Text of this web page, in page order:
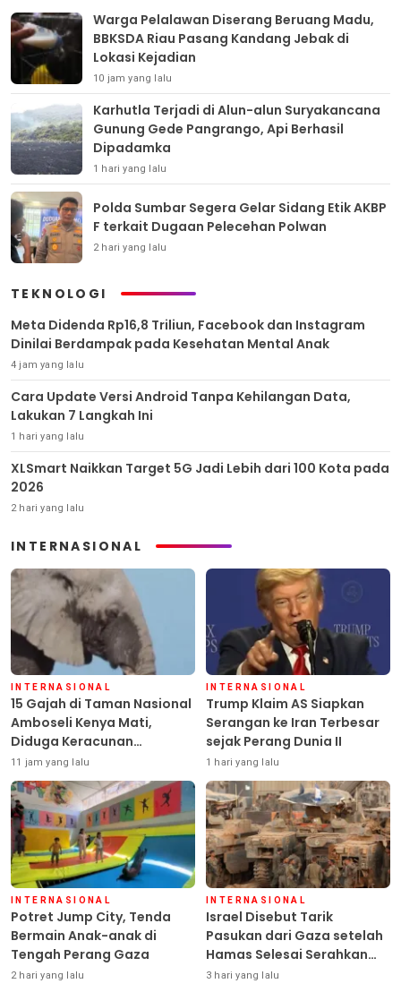
Warga Pelalawan Diserang Beruang Madu,
BBKSDA Riau Pasang Kandang Jebak di
Lokasi Kejadian
10 jam yang lalu
Karhutla Terjadi di Alun-alun Suryakancana
Gunung Gede Pangrango, Api Berhasil
Dipadamka
1 hari yang lalu
Polda Sumbar Segera Gelar Sidang Etik AKBP
F terkait Dugaan Pelecehan Polwan
2 hari yang lalu
TEKNOLOGI
Meta Didenda Rp16,8 Triliun, Facebook dan Instagram
Dinilai Berdampak pada Kesehatan Mental Anak
4 jam yang lalu
Cara Update Versi Android Tanpa Kehilangan Data,
Lakukan 7 Langkah Ini
1 hari yang lalu
XLSmart Naikkan Target 5G Jadi Lebih dari 100 Kota pada
2026
2 hari yang lalu
INTERNASIONAL
INTERNASIONAL
15 Gajah di Taman Nasional
Amboseli Kenya Mati,
Diduga Keracunan
Pestisida
11 jam yang lalu
INTERNASIONAL
Trump Klaim AS Siapkan
Serangan ke Iran Terbesar
sejak Perang Dunia II
1 hari yang lalu
INTERNASIONAL
Potret Jump City, Tenda
Bermain Anak-anak di
Tengah Perang Gaza
2 hari yang lalu
INTERNASIONAL
Israel Disebut Tarik
Pasukan dari Gaza setelah
Hamas Selesai Serahkan
Senjata
3 hari yang lalu